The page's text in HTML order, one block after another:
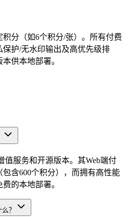
分（如6个积分/张）。所有付费
护/无水印输出及高优先级排
供本地部署。
值服务和开源版本。其Web端付
包含600个积分），而拥有高性能
的本地部署。
？